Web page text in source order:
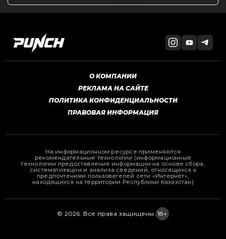
О КОМПАНИИ
РЕКЛАМА НА САЙТЕ
ПОЛИТИКА КОНФИДЕНЦИАЛЬНОСТИ
ПРАВОВАЯ ИНФОРМАЦИЯ
На информационном ресурсе применяются
рекомендательные технологии (информационные
технологии предоставления информации на основе сбора,
систематизации и анализа сведений, относящихся к
предпочтениям пользователей сети «Интернет»,
находящихся на территории Республики Казахстан)
© 2026. Все права защищены. 18+